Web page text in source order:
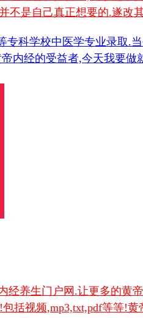
不是自己真正想要的.遂改
专科学校中医学专业录取.
内经的受益者,今天我要做
经养生门户网.让更多的黄
括视频,mp3,txt,pdf等等!黄